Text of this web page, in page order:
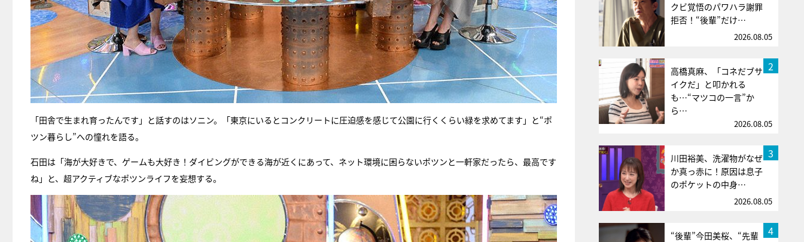
「田舎で生まれ育ったんです」と話すのはソニン。「東京にいるとコンクリートに圧迫感を感じて公園に行くくらい緑を求めてます」と“ポ
ツン暮らし”への憧れを語る。
石田は「海が大好きで、ゲームも大好き！ダイビングができる海が近くにあって、ネット環境に困らないポツンと一軒家だったら、最高です
ね」と、超アクティブなポツンライフを妄想する。
クビ覚悟のパワハラ謝罪
拒否！“後輩”だけ…
2026.08.05
2
高橋真麻、「コネだブサ
イクだ」と叩かれる
も…“マツコの一言”か
ら…
2026.08.05
3
川田裕美、洗濯物がなぜ
か真っ赤に！原因は息子
のポケットの中身…
2026.08.05
4
“後輩”今田美桜、“先輩